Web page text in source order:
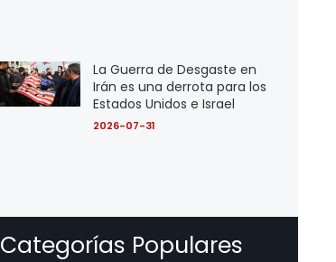
La Guerra de Desgaste en
Irán es una derrota para los
Estados Unidos e Israel
2026-07-31
Categorías Populares